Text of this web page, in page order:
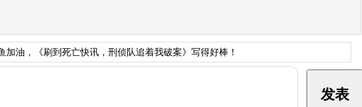
发疯的咸鱼鱼的其它作品：预知厄运，我带警局躺赢了 刷到死亡快讯，刑侦队追着我破
案 穿成候门主母，我虐渣被全城团宠 看见死亡倒计时，刑侦队被我带飞